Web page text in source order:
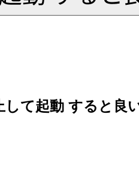
て起動 すると良